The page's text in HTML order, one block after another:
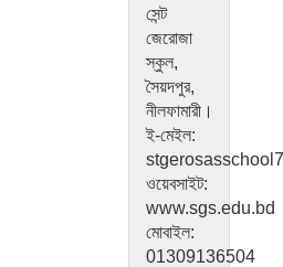
সেন্ট
জেরোজা
স্কুল,
সৈয়দপুর,
নীলফামারী।
ই-মেইল:
ওয়েবসাইট:
www.sgs.edu.bd
মোবাইল:
01309136504